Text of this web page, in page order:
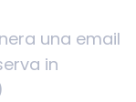
una email
in